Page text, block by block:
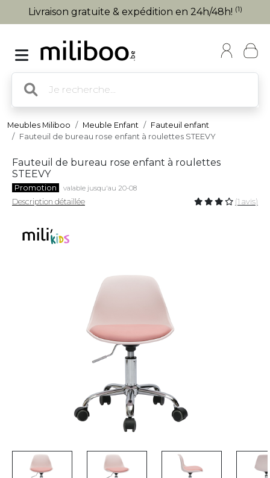
Livraison gratuite & expédition en 24h/48h! (1)
Meubles Miliboo Meuble Enfant
Fauteuil enfant
Fauteuil de bureau rose enfant à roulettes STEEVY
Fauteuil de bureau rose enfant à roulettes
STEEVY
Promotion valable jusqu'au 20-08
Description détaillée (1 avis)